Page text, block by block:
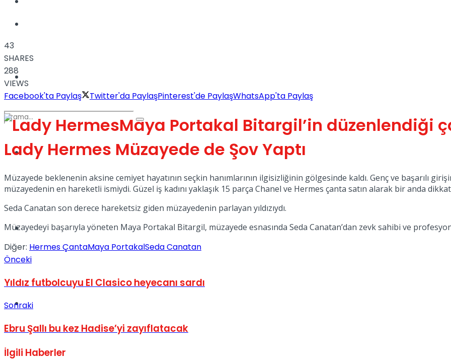
Türkiye
Müzik
Sinema
No Result
43
SHARES
288
VIEWS
Facebook'ta Paylaş
Twitter'da PaylaşPinterest'de PaylaşWhatsApp'ta Paylaş
Maya Portakal Bitargil’in düzenlendiği
Lady Hermes Müzayede de Şov Yaptı
Müzayede beklenenin aksine cemiyet hayatının seçkin hanımlarının ilgisizliğinin gölgesinde kaldı. Genç ve başarılı
müzayedenin en hareketli ismiydi. Güzel iş kadını yaklaşık 15 parça Chanel ve Hermes çanta satın alarak bir anda
Seda Canatan son derece hareketsiz giden müzayedenin parlayan yıldızıydı.
Müzayedeyi başarıyla yöneten Maya Portakal Bitargil, müzayede esnasında Seda Canatan’dan zevk sahibi ve
Diğer: Hermes ÇantaMaya PortakalSeda Canatan
Önceki
Yıldız futbolcuyu El Clasico heyecanı sardı
Sonraki
Ebru Şallı bu kez Hadise’yi zayıflatacak
İlgili Haberler